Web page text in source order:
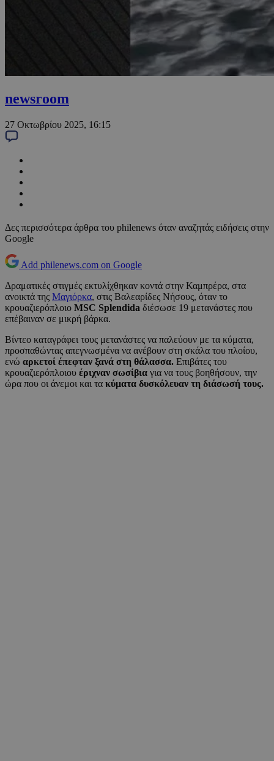
newsroom
27 Οκτωβρίου 2025, 16:15
Δες περισσότερα άρθρα του philenews όταν αναζητάς ειδήσεις στην
Google
Add philenews.com on Google
Δραματικές στιγμές εκτυλίχθηκαν κοντά στην Καμπρέρα, στα
ανοικτά της Μαγιόρκα, στις Βαλεαρίδες Νήσους, όταν το
κρουαζιερόπλοιο MSC Splendida διέσωσε 19 μετανάστες που
επέβαιναν σε μικρή βάρκα.
Βίντεο καταγράφει τους μετανάστες να παλεύουν με τα κύματα,
προσπαθώντας απεγνωσμένα να ανέβουν στη σκάλα του πλοίου,
ενώ αρκετοί έπεφταν ξανά στη θάλασσα. Επιβάτες του
κρουαζιερόπλοιου έριχναν σωσίβια για να τους βοηθήσουν, την
ώρα που οι άνεμοι και τα κύματα δυσκόλευαν τη διάσωσή τους.